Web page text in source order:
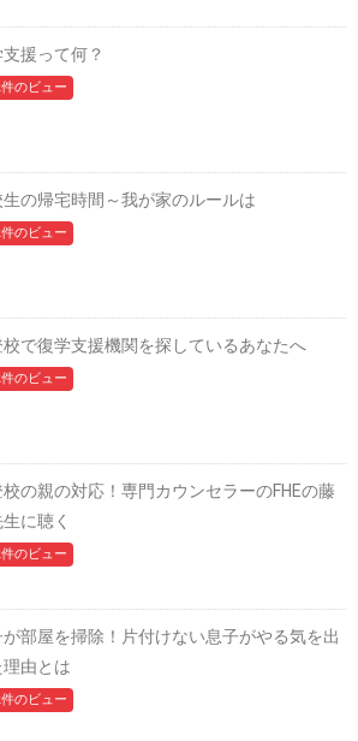
援って何？
のビュー
生の帰宅時間～我が家のルールは
のビュー
校で復学支援機関を探しているあなたへ
のビュー
の親の対応！専門カウンセラーのFHEの藤
に聴く
のビュー
が部屋を掃除！片付けない息子がやる気を出
理由とは
のビュー